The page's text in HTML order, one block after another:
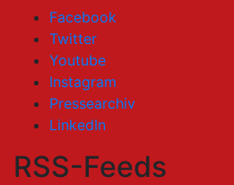
Facebook
Twitter
Youtube
Instagram
Pressearchiv
LinkedIn
RSS-Feeds